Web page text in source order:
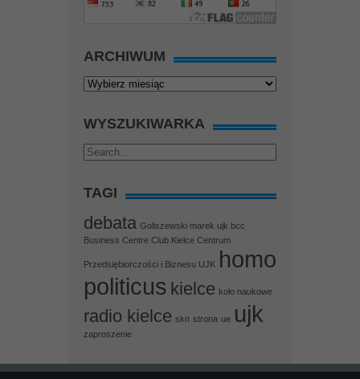
ARCHIWUM
Archiwum
WYSZUKIWARKA
TAGI
debata Goliszewski marek ujk bcc
Business Centre Club Kielce Centrum
Przedsiębiorczości i Biznesu UJK homo
politicus kielce koło naukowe
radio kielce skn strona ue ujk
zaproszenie